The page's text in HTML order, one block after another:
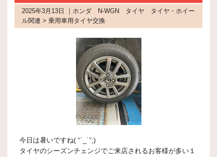
2025年3月13日 ｜ホンダ N-WGN タイヤ タイヤ・ホイー
ル関連 > 乗用車用タイヤ交換
今日は暑いですね( “˙_˙”;)
タイヤのシーズンチェンジでご来店されるお客様が多い１